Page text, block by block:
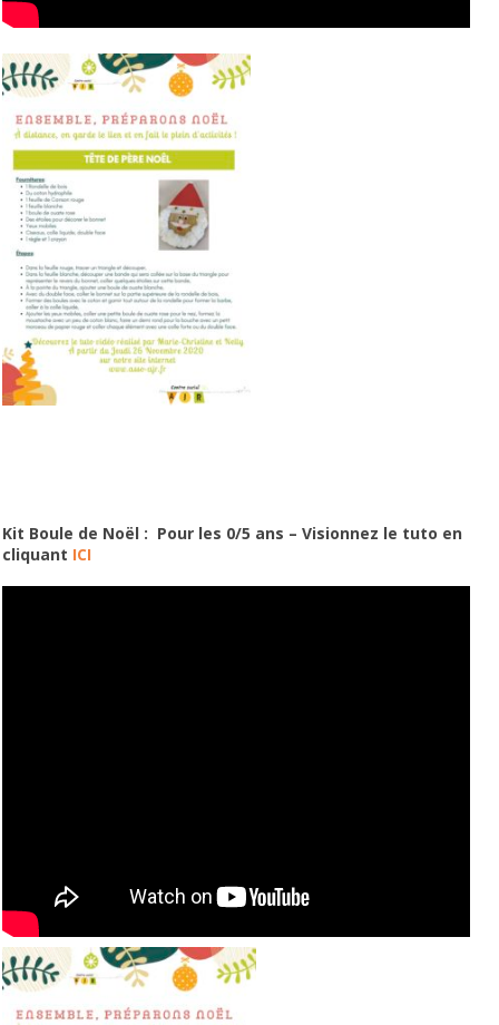
Kit Boule de Noël : Pour les 0/5 ans – Visionnez le tuto en
cliquant ICI